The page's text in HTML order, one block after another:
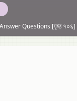
Questions [पृष्ठ १०६]